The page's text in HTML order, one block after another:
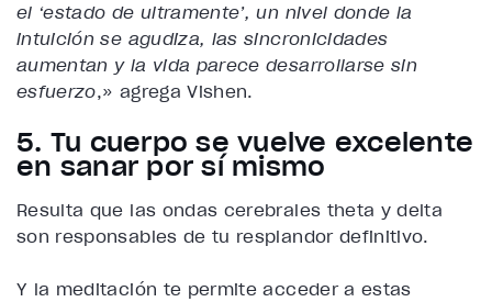
el ‘estado de ultramente’, un nivel donde la
intuición se agudiza, las sincronicidades
aumentan y la vida parece desarrollarse sin
esfuerzo,» agrega Vishen.
5. Tu cuerpo se vuelve excelente
en sanar por sí mismo
Resulta que las ondas cerebrales theta y delta
son responsables de tu resplandor definitivo.
Y la meditación te permite acceder a estas